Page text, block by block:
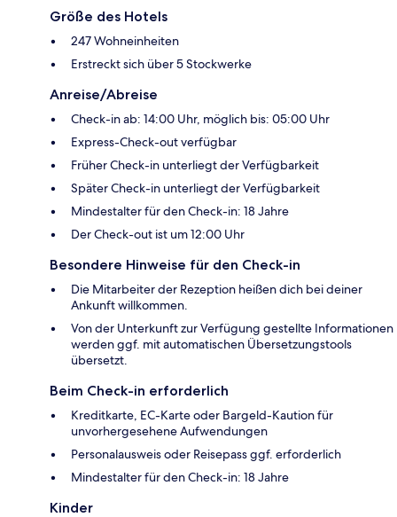
Größe des Hotels
247 Wohneinheiten
Erstreckt sich über 5 Stockwerke
Anreise/Abreise
Check-in ab: 14:00 Uhr, möglich bis: 05:00 Uhr
Express-Check-out verfügbar
Früher Check-in unterliegt der Verfügbarkeit
Später Check-in unterliegt der Verfügbarkeit
Mindestalter für den Check-in: 18 Jahre
Der Check-out ist um 12:00 Uhr
Besondere Hinweise für den Check-in
Die Mitarbeiter der Rezeption heißen dich bei deiner
Ankunft willkommen.
Von der Unterkunft zur Verfügung gestellte Informationen
werden ggf. mit automatischen Übersetzungstools
übersetzt.
Beim Check-in erforderlich
Kreditkarte, EC-Karte oder Bargeld-Kaution für
unvorhergesehene Aufwendungen
Personalausweis oder Reisepass ggf. erforderlich
Mindestalter für den Check-in: 18 Jahre
Kinder